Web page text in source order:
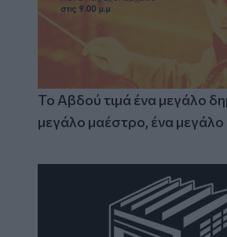
Το Αβδού τιμά ένα μεγάλο
μεγάλο μαέστρο, ένα